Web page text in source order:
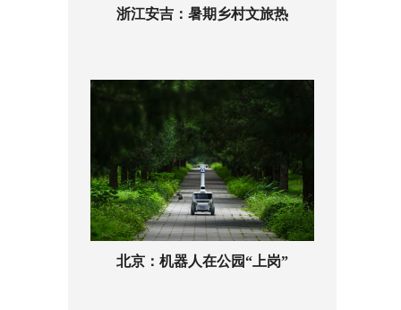
浙江安吉：暑期乡村文旅热
北京：机器人在公园“上岗”